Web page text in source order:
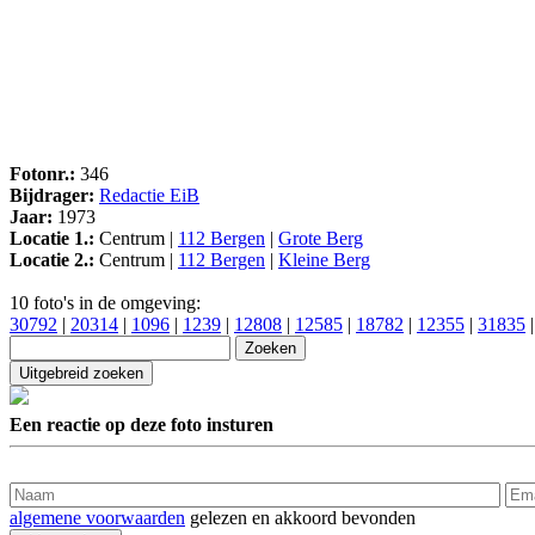
Fotonr.: 346
Bijdrager: Redactie EiB
Jaar: 1973
Locatie 1.: Centrum | 112 Bergen
Grote Berg
Locatie 2.: Centrum | 112 Bergen Kleine Berg
10 foto's in de omgeving:
30792
20314 1096 1239 12808 12585 18782 12355 31835
Een reactie op deze foto insturen
algemene voorwaarden gelezen en akkoord bevonden